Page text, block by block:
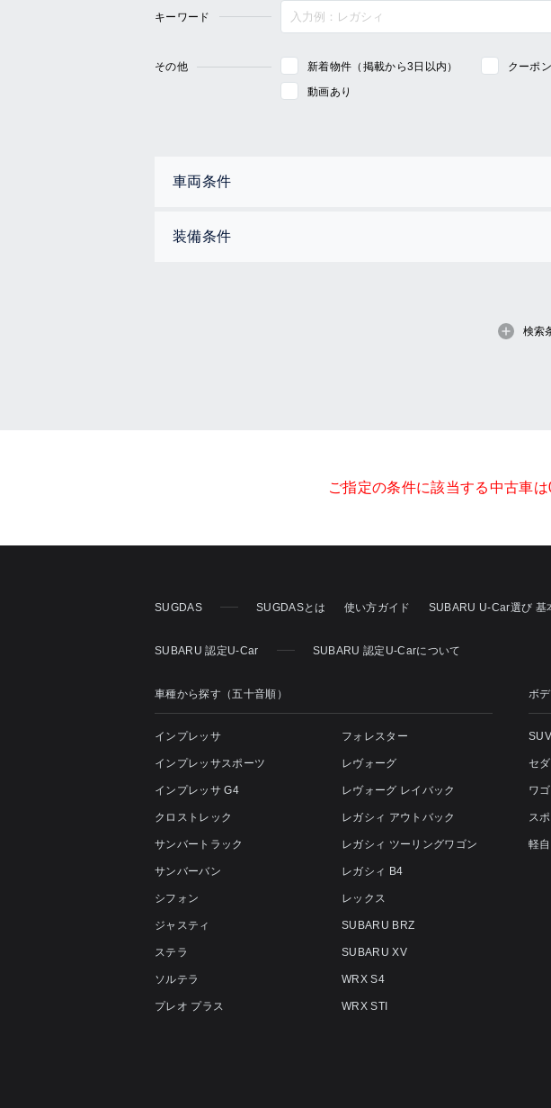
キーワード
その他 新着物件（掲載から3日以内） クーポ
動画あり
車両条件
装備条件
検索
ご指定の条件に該当する中古車
SUGDAS SUGDASとは 使い方ガイド SUBARU U-Car選び 基
SUBARU 認定U-Car SUBARU 認定U-Carについて
車種から探す（五十音順）
インプレッサ
インプレッサスポーツ
インプレッサ G4
クロストレック
サンバートラック
サンバーバン
シフォン
ジャスティ
ステラ
ソルテラ
プレオ プラス
フォレスター
レヴォーグ
レヴォーグ レイバック
レガシィ アウトバック
レガシィ ツーリングワゴン
レガシィ B4
レックス
SUBARU BRZ
SUBARU XV
WRX S4
WRX STI
ボ
SUV
セ
ワ
ス
軽